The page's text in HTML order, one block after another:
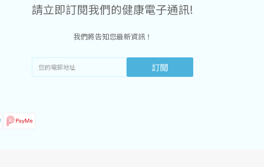
請立即訂閱我們的健康電子通訊!
我們將告知您最新資訊！
訂閱